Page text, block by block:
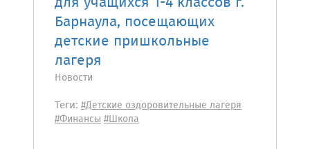
Барнаула, посещающих
детские пришкольные
лагеря
Новости
Теги: #Детские оздоровительные лагеря
#Финансы#Школа